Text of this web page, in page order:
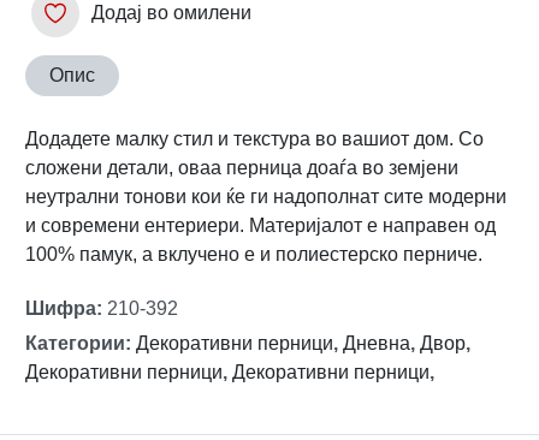
Додај во омилени
Опис
Додадете малку стил и текстура во вашиот дом. Со
сложени детали, оваа перница доаѓа во земјени
неутрални тонови кои ќе ги надополнат сите модерни
и современи ентериери. Материјалот е направен од
100% памук, а вклучено е и полиестерско перниче.
Шифра: 210-392
Категории: Декоративни перници, Дневна, Двор,
Декоративни перници, Декоративни перници,